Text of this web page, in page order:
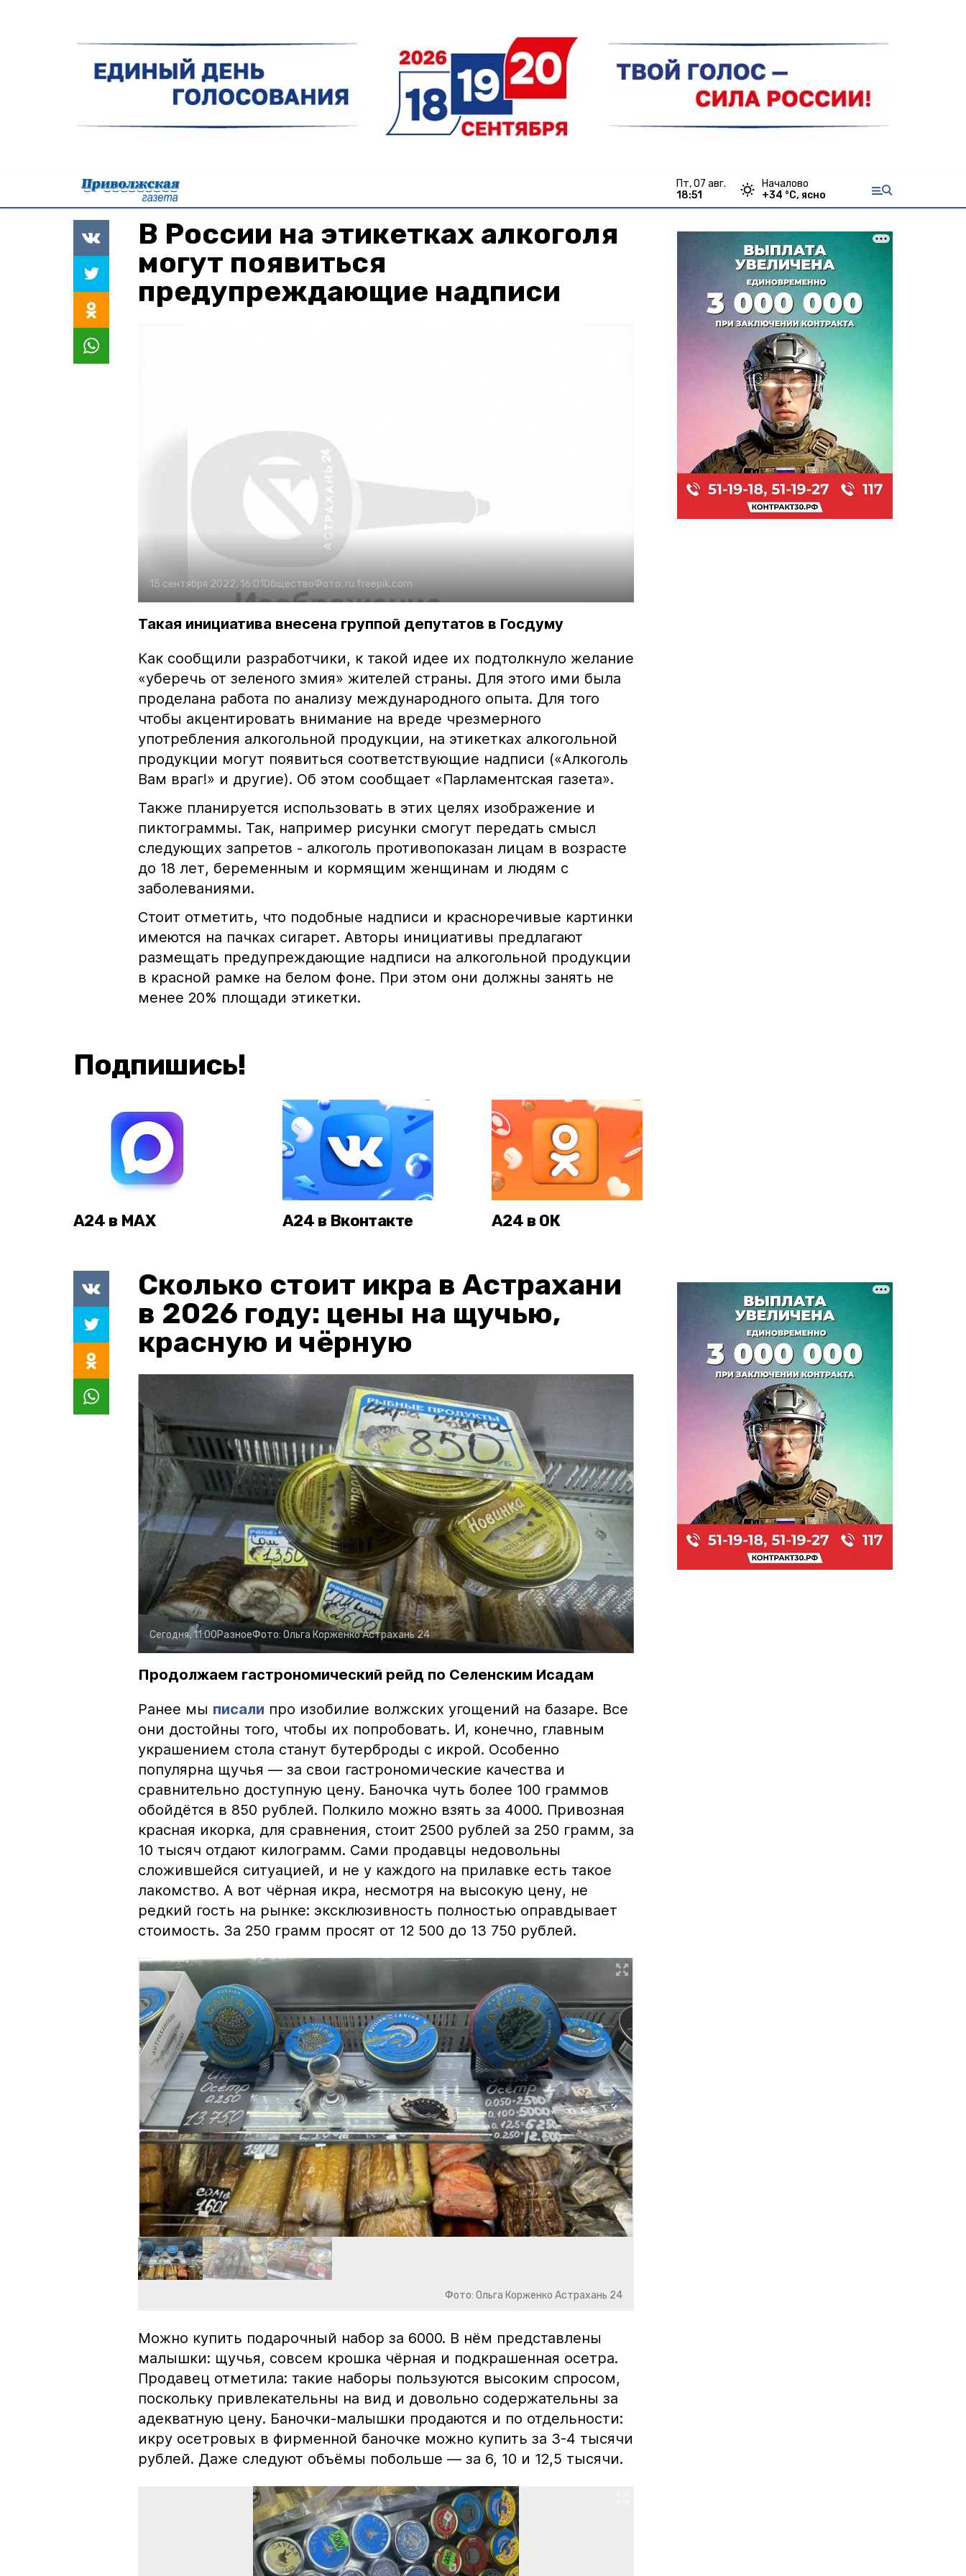
пт, 07 авг.
18:51
Началово
+34 °С, ясно
В России на этикетках алкоголя
могут появиться
предупреждающие надписи
15 сентября 2022, 16:01ОбществоФото: ru.freepik.com
Такая инициатива внесена группой депутатов в Госдуму
Как сообщили разработчики, к такой идее их подтолкнуло желание
«уберечь от зеленого змия» жителей страны. Для этого ими была
проделана работа по анализу международного опыта. Для того
чтобы акцентировать внимание на вреде чрезмерного
употребления алкогольной продукции, на этикетках алкогольной
продукции могут появиться соответствующие надписи («Алкоголь
Вам враг!» и другие). Об этом сообщает «Парламентская газета».
Также планируется использовать в этих целях изображение и
пиктограммы. Так, например рисунки смогут передать смысл
следующих запретов - алкоголь противопоказан лицам в возрасте
до 18 лет, беременным и кормящим женщинам и людям с
заболеваниями.
Стоит отметить, что подобные надписи и красноречивые картинки
имеются на пачках сигарет. Авторы инициативы предлагают
размещать предупреждающие надписи на алкогольной продукции
в красной рамке на белом фоне. При этом они должны занять не
менее 20% площади этикетки.
Подпишись!
А24 в MAX А24 в Вконтакте А24 в ОК
Сколько стоит икра в Астрахани
в 2026 году: цены на щучью,
красную и чёрную
Сегодня, 11:00РазноеФото: Ольга КорженкоАстрахань 24
Продолжаем гастрономический рейд по Селенским Исадам
Ранее мы писали про изобилие волжских угощений на базаре. Все
они достойны того, чтобы их попробовать. И, конечно, главным
украшением стола станут бутерброды с икрой. Особенно
популярна щучья — за свои гастрономические качества и
сравнительно доступную цену. Баночка чуть более 100 граммов
обойдётся в 850 рублей. Полкило можно взять за 4000. Привозная
красная икорка, для сравнения, стоит 2500 рублей за 250 грамм, за
10 тысяч отдают килограмм. Сами продавцы недовольны
сложившейся ситуацией, и не у каждого на прилавке есть такое
лакомство. А вот чёрная икра, несмотря на высокую цену, не
редкий гость на рынке: эксклюзивность полностью оправдывает
стоимость. За 250 грамм просят от 12 500 до 13 750 рублей.
Фото: Ольга Корженко Астрахань 24
Можно купить подарочный набор за 6000. В нём представлены
малышки: щучья, совсем крошка чёрная и подкрашенная осетра.
Продавец отметила: такие наборы пользуются высоким спросом,
поскольку привлекательны на вид и довольно содержательны за
адекватную цену. Баночки-малышки продаются и по отдельности:
икру осетровых в фирменной баночке можно купить за 3-4 тысячи
рублей. Даже следуют объёмы побольше — за 6, 10 и 12,5 тысячи.